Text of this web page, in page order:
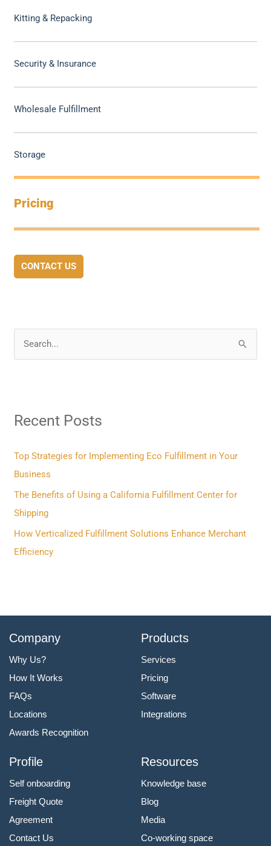
Kitting & Repacking
Security & Insurance
Wholesale Fulfillment
Storage
Pricing
CONTACT US
c
f
o
r
:
Recent Posts
Top Strategies for Implementing Eco Fulfillment in Your
Business
The Benefits of Using a California Fulfillment Center for
Shipping
How Verticalized Fulfillment Solutions Enhance Merchant
Efficiency
Company
Why Us?
How It Works
FAQs
Locations
Awards Recognition
Products
Services
Pricing
Software
Integrations
Profile
Self onboarding
Freight Quote
Agreement
Contact Us
Resources
Knowledge base
Blog
Media
Co-working space